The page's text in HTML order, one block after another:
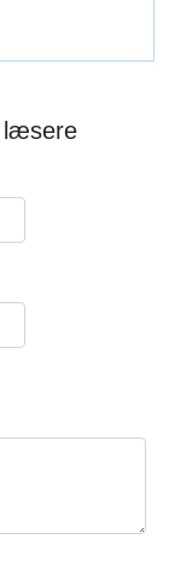
læsere